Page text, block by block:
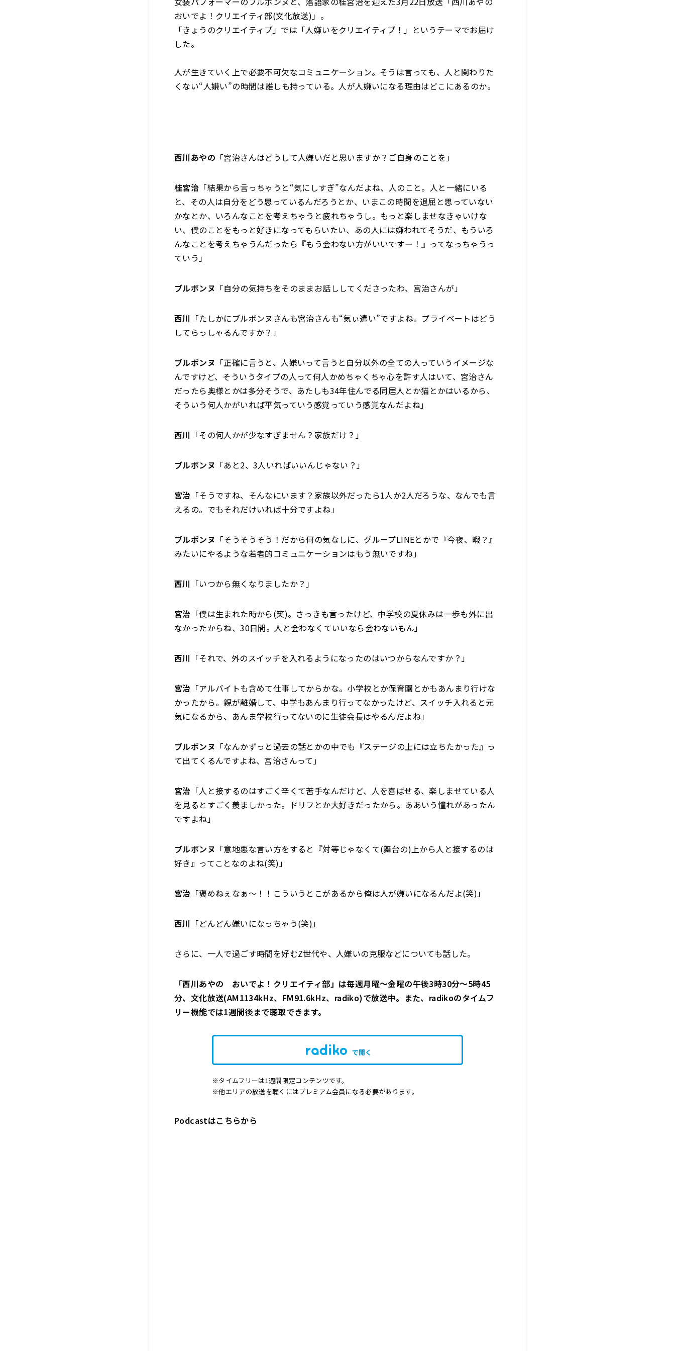
おいでよ！クリエイティ部(文化放送)」。
「きょうのクリエイティブ」では「人嫌いをクリエイティブ！」というテーマでお届け
した。
人が生きていく上で必要不可欠なコミュニケーション。そうは言っても、人と関わりた
くない“人嫌い”の時間は誰しも持っている。人が人嫌いになる理由はどこにあるのか。
西川あやの 「宮治さんはどうして人嫌いだと思いますか？ご自身のことを」
桂宮治 「結果から言っちゃうと“気にしすぎ”なんだよね、人のこと。人と一緒にいる
と、その人は自分をどう思っているんだろうとか、いまこの時間を退屈と思っていない
かなとか、いろんなことを考えちゃうと疲れちゃうし。もっと楽しませなきゃいけな
い、僕のことをもっと好きになってもらいたい、あの人には嫌われてそうだ、もういろ
んなことを考えちゃうんだったら『もう会わない方がいいですー！』ってなっちゃうっ
ていう」
ブルボンヌ 「自分の気持ちをそのままお話ししてくださったわ、宮治さんが」
西川 「たしかにブルボンヌさんも宮治さんも“気ぃ遣い”ですよね。プライベートはどう
してらっしゃるんですか？」
ブルボンヌ 「正確に言うと、人嫌いって言うと自分以外の全ての人っていうイメージな
んですけど、そういうタイプの人って何人かめちゃくちゃ心を許す人はいて、宮治さん
だったら奥様とかは多分そうで、あたしも34年住んでる同居人とか猫とかはいるから、
そういう何人かがいれば平気っていう感覚っていう感覚なんだよね」
西川 「その何人かが少なすぎません？家族だけ？」
ブルボンヌ 「あと2、3人いればいいんじゃない？」
宮治 「そうですね、そんなにいます？家族以外だったら1人か2人だろうな、なんでも言
えるの。でもそれだけいれば十分ですよね」
ブルボンヌ 「そうそうそう！だから何の気なしに、グループLINEとかで『今夜、暇？』
みたいにやるような若者的コミュニケーションはもう無いですね」
西川 「いつから無くなりましたか？」
宮治 「僕は生まれた時から(笑)。さっきも言ったけど、中学校の夏休みは一歩も外に出
なかったからね、30日間。人と会わなくていいなら会わないもん」
西川 「それで、外のスイッチを入れるようになったのはいつからなんですか？」
宮治 「アルバイトも含めて仕事してからかな。小学校とか保育園とかもあんまり行けな
かったから。親が離婚して、中学もあんまり行ってなかったけど、スイッチ入れると元
気になるから、あんま学校行ってないのに生徒会長はやるんだよね」
ブルボンヌ 「なんかずっと過去の話とかの中でも『ステージの上には立ちたかった』っ
て出てくるんですよね、宮治さんって」
宮治 「人と接するのはすごく辛くて苦手なんだけど、人を喜ばせる、楽しませている人
を見るとすごく羨ましかった。ドリフとか大好きだったから。ああいう憧れがあったん
ですよね」
ブルボンヌ 「意地悪な言い方をすると『対等じゃなくて(舞台の)上から人と接するのは
好き』ってことなのよね(笑)」
宮治 「褒めねぇなぁ〜！！こういうとこがあるから俺は人が嫌いになるんだよ(笑)」
西川 「どんどん嫌いになっちゃう(笑)」
さらに、一人で過ごす時間を好むZ世代や、人嫌いの克服などについても話した。
「西川あやの おいでよ！クリエイティ部」は毎週月曜〜金曜の午後3時30分〜5時45
分、文化放送(AM1134kHz、FM91.6kHz、radiko)で放送中。また、radikoのタイムフ
リー機能では1週間後まで聴取できます。
で開く
※タイムフリーは1週間限定コンテンツです。
※他エリアの放送を聴くにはプレミアム会員になる必要があります。
Podcastはこちらから